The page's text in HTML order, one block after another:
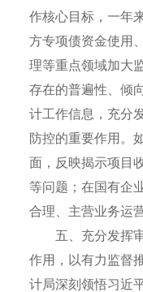
作核心目标，一年
方专项债资金使用
理等重点领域加大
存在的普遍性、倾
计工作信息，充分
防控的重要作用。
面，反映揭示项目
等问题；在国有企
合理、主营业务运
五、充分发挥审
作用，以有力监督
计局深刻领悟习近